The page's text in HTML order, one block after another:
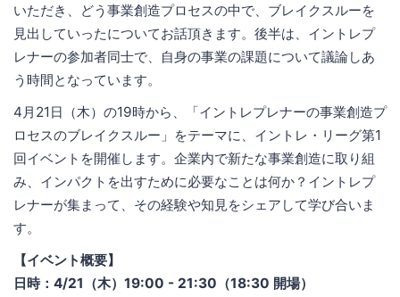
いただき、どう事業創造プロセスの中で、ブレイクスルーを
見出していったについてお話頂きます。後半は、イントレプ
レナーの参加者同士で、自身の事業の課題について議論しあ
う時間となっています。
4月21日（木）の19時から、「イントレプレナーの事業創造プ
ロセスのブレイクスルー」をテーマに、イントレ・リーグ第1
回イベントを開催します。企業内で新たな事業創造に取り組
み、インパクトを出すために必要なことは何か？イントレプ
レナーが集まって、その経験や知見をシェアして学び合いま
す。
【イベント概要】
日時：4/21（木）19:00 - 21:30（18:30 開場）